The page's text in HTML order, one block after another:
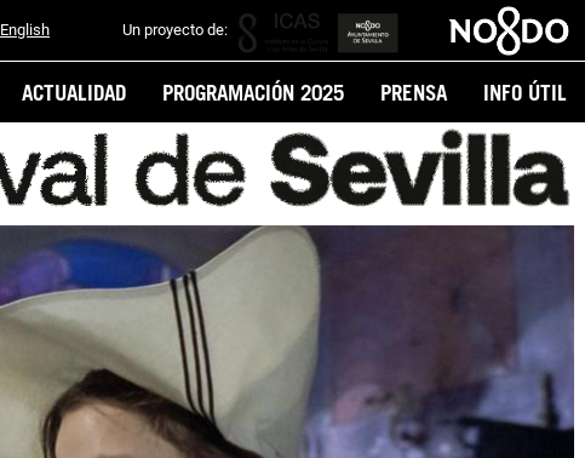
English Un proyecto de:
ACTUALIDAD PROGRAMACIÓN 2025 PRENSA INFO ÚTIL